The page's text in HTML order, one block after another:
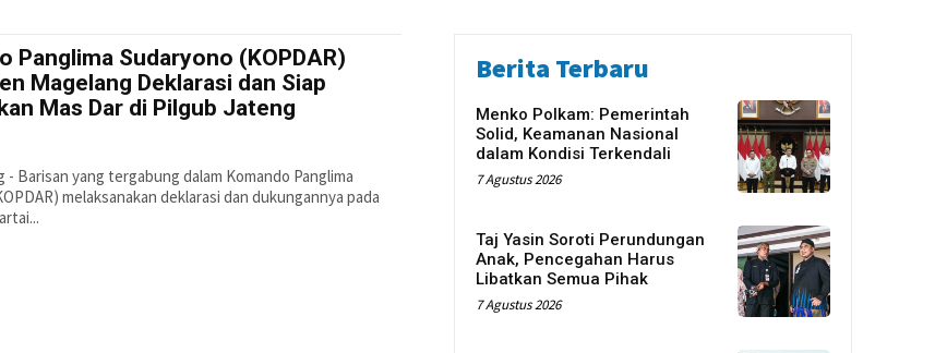
Panglima Sudaryono (KOPDAR)
Magelang Deklarasi dan Siap
Mas Dar di Pilgub Jateng
- Barisan yang tergabung dalam Komando Panglima
melaksanakan deklarasi dan dukungannya pada
Berita Terbaru
Menko Polkam: Pemerintah
Solid, Keamanan Nasional
dalam Kondisi Terkendali
7 Agustus 2026
Taj Yasin Soroti Perundungan
Anak, Pencegahan Harus
Libatkan Semua Pihak
7 Agustus 2026